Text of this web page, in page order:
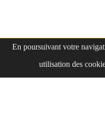
En poursuivant votre
utilisation des